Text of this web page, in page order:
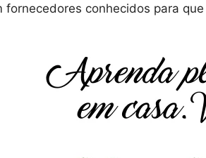
fornecedores conhecidos para